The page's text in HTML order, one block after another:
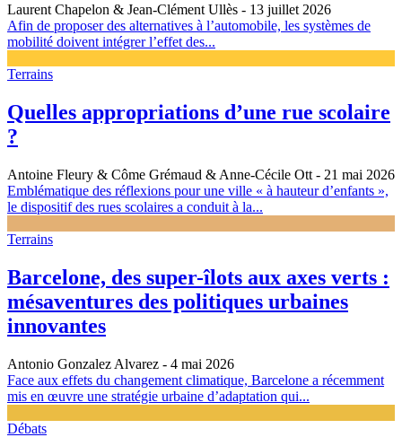
Laurent Chapelon & Jean-Clément Ullès - 13 juillet 2026
Afin de proposer des alternatives à l’automobile, les systèmes de
mobilité doivent intégrer l’effet des...
Terrains
Quelles appropriations d’une rue scolaire
?
Antoine Fleury & Côme Grémaud & Anne-Cécile Ott - 21 mai 2026
Emblématique des réflexions pour une ville « à hauteur d’enfants »,
le dispositif des rues scolaires a conduit à la...
Terrains
Barcelone, des super-îlots aux axes verts :
mésaventures des politiques urbaines
innovantes
Antonio Gonzalez Alvarez - 4 mai 2026
Face aux effets du changement climatique, Barcelone a récemment
mis en œuvre une stratégie urbaine d’adaptation qui...
Débats